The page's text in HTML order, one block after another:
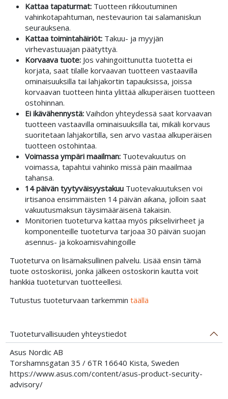
Kattaa tapaturmat:Tuotteen rikkoutuminen
vahinkotapahtuman, nestevaurion tai salamaniskun
seurauksena.
Kattaa toimintahäiriöt:Takuu- ja myyjän
virhevastuuajan päätyttyä.
Korvaava tuote:Jos vahingoittunutta tuotetta ei
korjata, saat tilalle korvaavan tuotteen vastaavilla
ominaisuuksilla tai lahjakortin tapauksissa, joissa
korvaavan tuotteen hinta ylittää alkuperäisen tuotteen
ostohinnan.
Ei ikävähennystä:Vaihdon yhteydessä saat korvaavan
tuotteen vastaavilla ominaisuuksilla tai, mikäli korvaus
suoritetaan lahjakortilla, sen arvo vastaa alkuperäisen
tuotteen ostohintaa.
Voimassa ympäri maailman:Tuotevakuutus on
voimassa, tapahtui vahinko missä päin maailmaa
tahansa.
14 päivän tyytyväisyystakuuTuotevakuutuksen voi
irtisanoa ensimmäisten 14 päivän aikana, jolloin saat
vakuutusmaksun täysimääräisenä takaisin.
Monitorien tuoteturva kattaa myös pikselivirheet ja
komponenteille tuoteturva tarjoaa 30 päivän suojan
asennus- ja kokoamisvahingoille
Tuoteturva on lisämaksullinen palvelu. Lisää ensin tämä
tuote ostoskoriisi, jonka jälkeen ostoskorin kautta voit
hankkia tuoteturvan tuotteellesi.
Tutustus tuoteturvaan tarkemmin täällä
Tuoteturvallisuuden yhteystiedot
Asus Nordic AB
Torshamnsgatan 35 / 6TR 16640 Kista, Sweden
https://www.asus.com/content/asus-product-security-
advisory/